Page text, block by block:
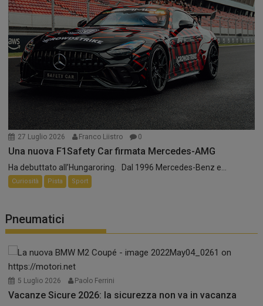
27 Luglio 2026 Franco Liistro 0
Una nuova F1Safety Car firmata Mercedes-AMG
Ha debuttato all’Hungaroring. Dal 1996 Mercedes-Benz e...
Curiosità Pista Sport
Pneumatici
5 Luglio 2026 Paolo Ferrini
Vacanze Sicure 2026: la sicurezza non va in vacanza